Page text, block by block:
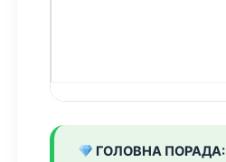
ГОЛОВНА ПОРАДА: